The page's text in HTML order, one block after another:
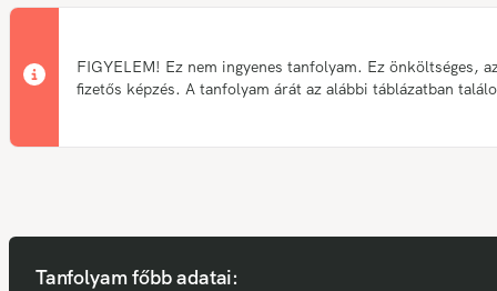
FIGYELEM! Ez nem ingyenes tanfolyam. Ez önköltséges,
fizetős képzés. A tanfolyam árát az alábbi táblázatban
Tanfolyam főbb adatai: